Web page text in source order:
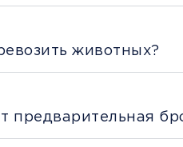
животных?
предварительная